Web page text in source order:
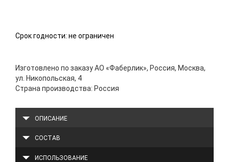
Срок годности: не ограничен
Изготовлено по заказу АО «Фаберлик», Россия, Москва,
ул. Никопольская, 4
Страна производства: Россия
ОПИСАНИЕ
СОСТАВ
ИСПОЛЬЗОВАНИЕ